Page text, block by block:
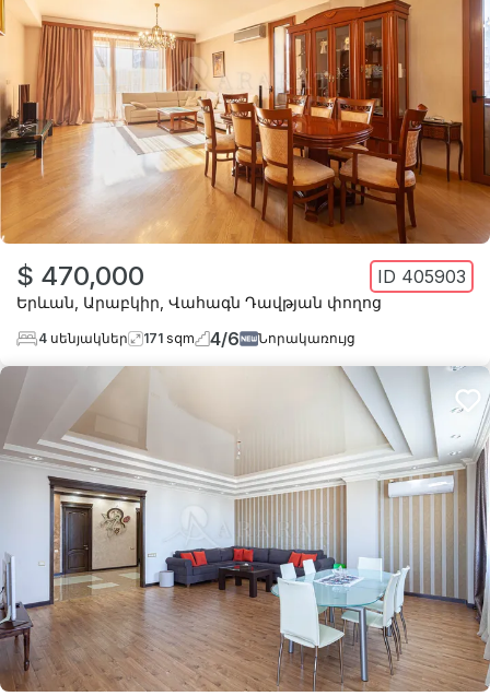
$ 470,000 ID 405903
Երևան Արաբկիր Վահագն Դավթյան փողոց
4 սենյակներ 171 sqm 4/6 Նորակառույց